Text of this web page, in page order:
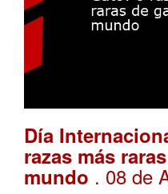
Día
razas más
mundo . 08 de